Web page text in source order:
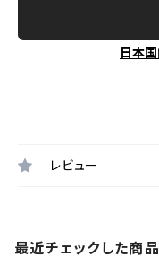
日本
レビュー
最近チェックした商品